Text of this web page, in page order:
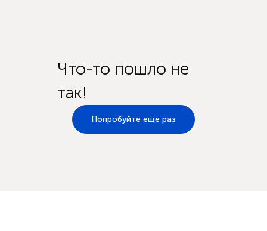
Что-то пошло не
так!
Попробуйте еще раз